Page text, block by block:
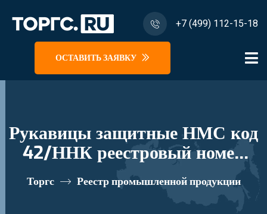
+7 (499) 112-15-18
ОСТАВИТЬ ЗАЯВКУ
Рукавицы защитные НМС код
42/ННК реестровый номер
10281728
Торгс Реестр промышленной продукции